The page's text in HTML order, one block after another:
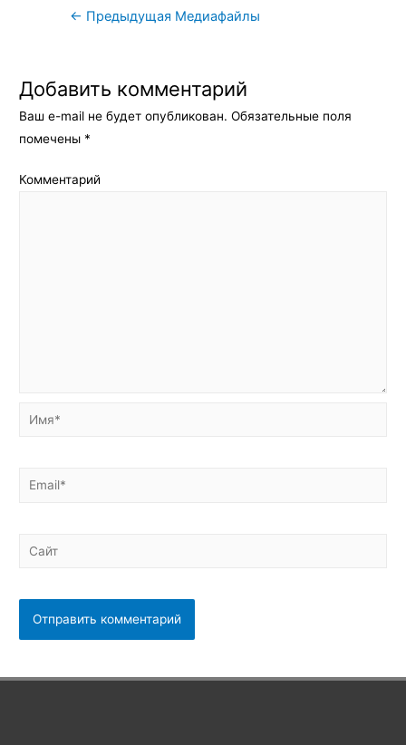
Навигация
← Предыдущая Медиафайлы
Добавить комментарий
Ваш e-mail не будет опубликован. Обязательные поля
помечены *
Комментарий
Имя*
Email*
Сайт